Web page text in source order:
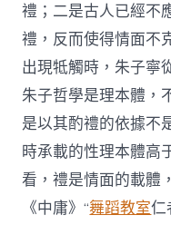
禮；二是古人已經不
禮，反而使得情面不
出現牴觸時，朱子寧
朱子哲學是理本體，
是以其酌禮的依據不
時承載的性理本體高
看，禮是情面的載體
《中庸》“舞蹈教室仁